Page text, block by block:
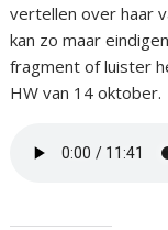
vertellen over haar
kan zo maar
fragment of luister
HW van 14 oktober.